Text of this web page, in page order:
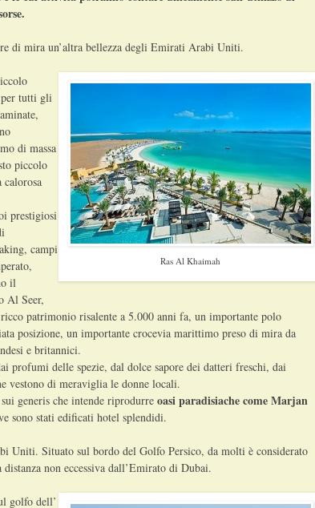
di mira un’altra bellezza degli Emirati Arabi Uniti.
Ras Al Khaimah
per tutti gli
di massa
piccolo
prestigiosi
campi
il
Al Seer,
patrimonio risalente a 5.000 anni fa, un importante polo
posizione, un importante crocevia marittimo preso di mira da
e britannici.
delle spezie, dal dolce sapore dei datteri freschi, dai
di meraviglia le donne locali.
generis che intende riprodurre oasi paradisiache come Marjan
sono stati edificati hotel splendidi.
Uniti. Situato sul bordo del Golfo Persico, da molti è considerato
non eccessiva dall’Emirato di Dubai.
golfo dell’